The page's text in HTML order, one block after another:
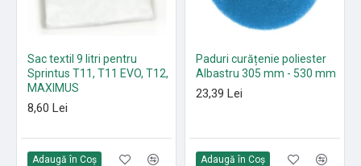
Sac textil 9 litri pentru
Sprintus T11, T11 EVO, T12,
MAXIMUS
8,60 Lei
Adaugă în Coş
Paduri curățenie poliester
Albastru 305 mm - 530 mm
23,39 Lei
Adaugă în Coş